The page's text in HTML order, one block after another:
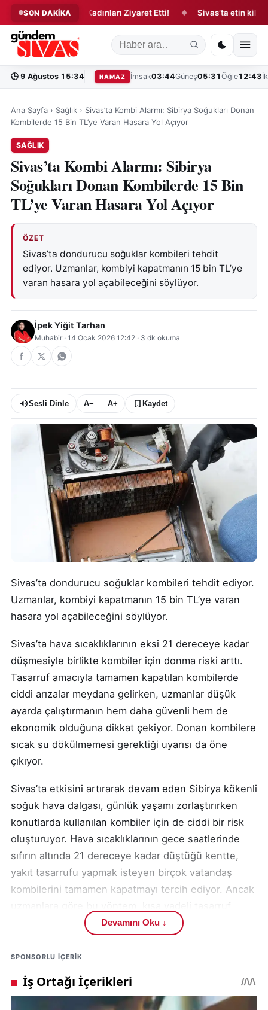
SON DAKİKA
Üretici Kadınları Ziyaret Etti! ◆ Sivas’ta etin kilosu ne
🕒 9 Ağustos 15:34 NAMAZ İmsak03:44Güneş05:31 Öğle12:43
Ana Sayfa › Sağlık › Sivas’ta Kombi Alarmı: Sibirya Soğukları Donan
Kombilerde 15 Bin TL’ye Varan Hasara Yol Açıyor
SAĞLIK
Sivas’ta Kombi Alarmı: Sibirya
Soğukları Donan Kombilerde 15 Bin
TL’ye Varan Hasara Yol Açıyor
ÖZET
Sivas’ta dondurucu soğuklar kombileri tehdit
ediyor. Uzmanlar, kombiyi kapatmanın 15 bin TL’ye
varan hasara yol açabileceğini söylüyor.
İpek Yiğit Tarhan
Muhabir · 14 Ocak 2026 12:42 · 3 dk okuma
Sesli Dinle A− A+ Kaydet
Sivas’ta dondurucu soğuklar kombileri tehdit ediyor.
Uzmanlar, kombiyi kapatmanın 15 bin TL’ye varan
hasara yol açabileceğini söylüyor.
Sivas’ta hava sıcaklıklarının eksi 21 dereceye kadar
düşmesiyle birlikte kombiler için donma riski arttı.
Tasarruf amacıyla tamamen kapatılan kombilerde
ciddi arızalar meydana gelirken, uzmanlar düşük
ayarda çalıştırmanın hem daha güvenli hem de
ekonomik olduğuna dikkat çekiyor. Donan kombilere
sıcak su dökülmemesi gerektiği uyarısı da öne
çıkıyor.
Sivas’ta etkisini artırarak devam eden Sibirya kökenli
soğuk hava dalgası, günlük yaşamı zorlaştırırken
konutlarda kullanılan kombiler için de ciddi bir risk
oluşturuyor. Hava sıcaklıklarının gece saatlerinde
sıfırın altında 21 dereceye kadar düştüğü kentte,
yakıt tasarrufu yapmak isteyen birçok vatandaş
kombilerini tamamen kapatmayı tercih ediyor. Ancak
sağlamak yerine uzun vadede çok daha yüksek
maliyetlere neden olabiliyor.
Kış şartlarının sert geçtiği Sivas’ta kombilerin
tamamen kapatılması, cihazın içindeki don koruma
sisteminin devre dışı kalmasına yol açıyor. Bu
Devamını Oku ↓
SPONSORLU IÇERIK